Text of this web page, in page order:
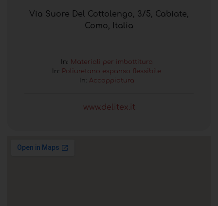
Via Suore Del Cottolengo, 3/5, Cabiate,
Como, Italia
In: Materiali per imbottitura
In: Poliuretano espanso flessibile
In: Accoppiatura
www.delitex.it